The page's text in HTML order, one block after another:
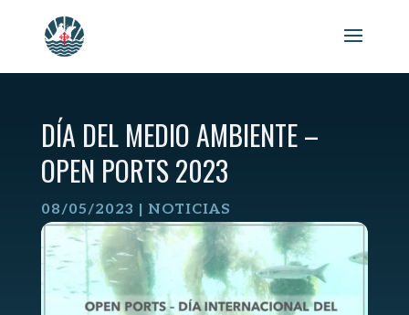
content
DÍA DEL MEDIO AMBIENTE –
OPEN PORTS 2023
08/05/2023 | NOTICIAS